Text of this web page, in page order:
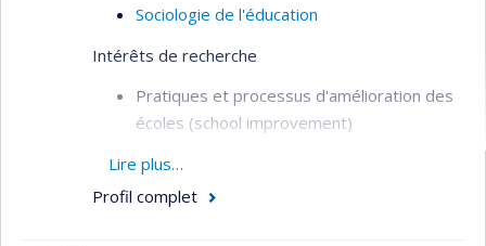
Sociologie de l'éducation
Intérêts de recherche
Pratiques et processus d'amélioration des
écoles (school improvement)
Planification de l’éducation (aspects
Lire plus…
Profil complet